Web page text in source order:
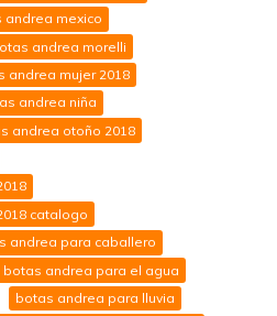
andrea mexico
andrea morelli
andrea mujer 2018
andrea niña
andrea otoño 2018
catalogo
andrea para caballero
botas andrea para el agua
botas andrea para lluvia